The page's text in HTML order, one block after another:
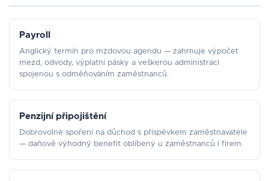
Payroll
Anglický termín pro mzdovou agendu — zahrnuje výpočet
mezd, odvody, výplatní pásky a veškerou administraci
spojenou s odměňováním zaměstnanců.
Penzijní připojištění
Dobrovolné spoření na důchod s příspěvkem zaměstnavatele
— daňově výhodný benefit oblíbený u zaměstnanců i firem.